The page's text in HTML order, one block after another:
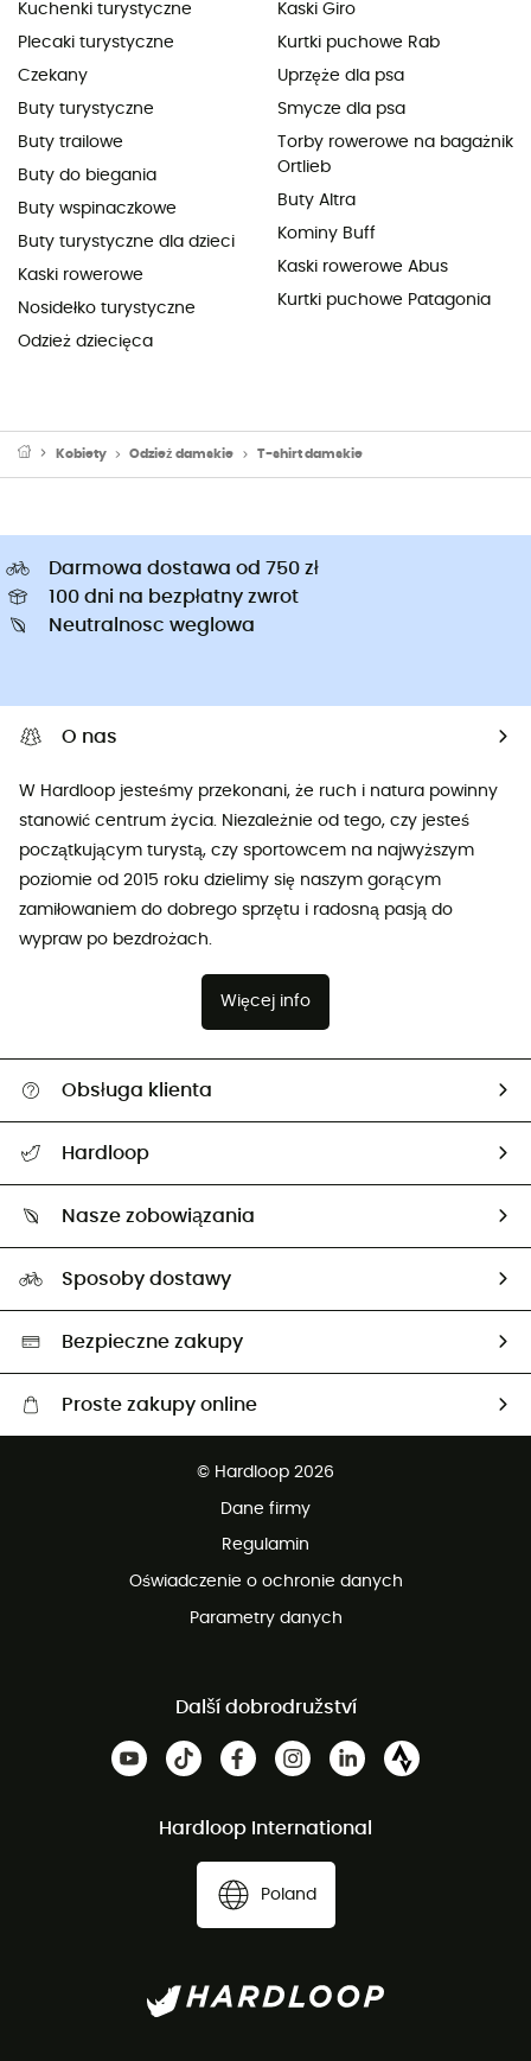
Kuchenki turystyczne
Plecaki turystyczne
Czekany
Buty turystyczne
Buty trailowe
Buty do biegania
Buty wspinaczkowe
Buty turystyczne dla dzieci
Kaski rowerowe
Nosidełko turystyczne
Odzież dziecięca
Kaski Giro
Kurtki puchowe Rab
Uprzęże dla psa
Smycze dla psa
Torby rowerowe na bagażnik
Ortlieb
Buty Altra
Kominy Buff
Kaski rowerowe Abus
Kurtki puchowe Patagonia
Kobiety Odzież damskie T-shirt damskie
Darmowa dostawa od 750 zł
100 dni na bezpłatny zwrot
Neutralnosc weglowa
O nas
W Hardloop jesteśmy przekonani, że ruch i natura powinny
stanowić centrum życia. Niezależnie od tego, czy jesteś
początkującym turystą, czy sportowcem na najwyższym
poziomie od 2015 roku dzielimy się naszym gorącym
zamiłowaniem do dobrego sprzętu i radosną pasją do
wypraw po bezdrożach.
Więcej info
Obsługa klienta
Śledzenie przesyłki
Zwrot artykułów i zwrot środków
Hardloop
Nasze zobowiązania
Neutralność węglowa
Wybrane produkty eko
Sposoby dostawy
Bezpieczne zakupy
Proste zakupy online
© Hardloop 2026
Dane firmy
Regulamin
Oświadczenie o ochronie danych
Parametry danych
Další dobrodružství
Hardloop International
Poland